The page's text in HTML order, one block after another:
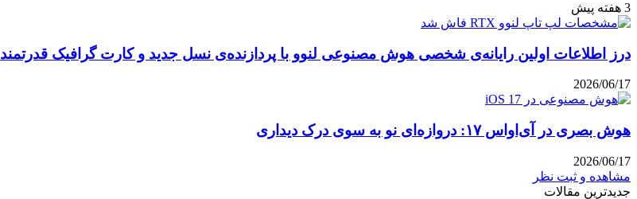
3 هفته پیش
درز اطلاعات اولین رایانه‌ی شخصی هوش مصنوعی لنوو با پردازنده‌ی نسل جدید و کارت گرافیک قدرتمند
2026/06/17
هوش بصری در آی‌او‌اس ۱۷: دروازه‌ای نو به سوی درک دیداری
2026/06/17
مشاهده و ثبت نظر
جدیدترین مقالات